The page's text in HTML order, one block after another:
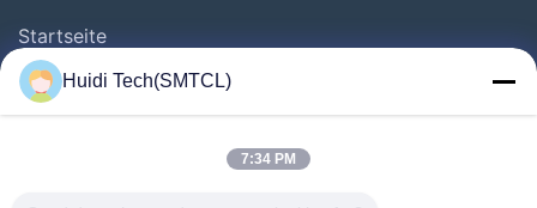
Startseite
Produkte
Videos
Fabrik Tour
Huidi Tech(SMTCL)
7:34 PM